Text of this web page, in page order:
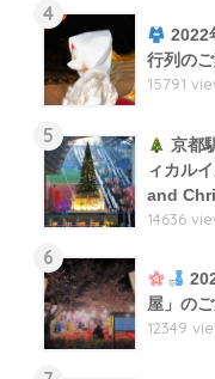
4
2022
行列の
15791
5
京都
ィカル
and
14636
6
屋」の
12349